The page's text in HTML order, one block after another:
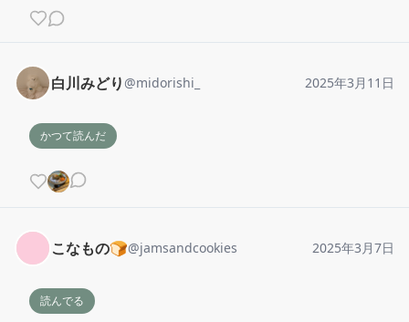
白川みどり @midorishi_ 2025年3月11日
かつて読んだ
こなもの🍞@jamsandcookies 2025年3月7日
読んでる